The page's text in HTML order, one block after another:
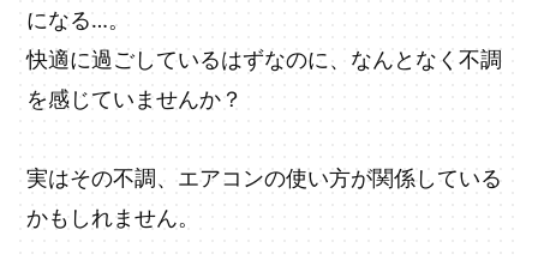
になる…。
快適に過ごしているはずなのに、なんとなく不調
を感じていませんか？
実はその不調、エアコンの使い方が関係している
かもしれません。